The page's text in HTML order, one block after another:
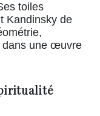
toiles
Kandinsky de
dans une œuvre